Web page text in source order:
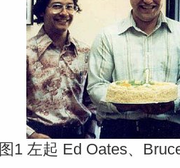
图1 左起 Ed Oates、